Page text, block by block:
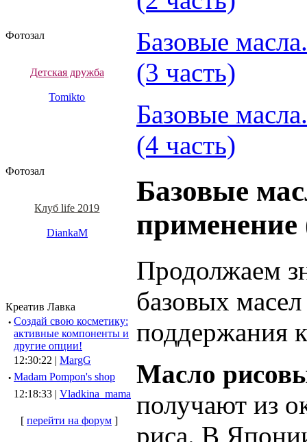
Фотозал
Детская дружба
Tomikto
Фотозал
Клуб life 2019
DiankaM
Креатив Лавка
· Создай свою косметику:
активные компоненты и
другие опции!
12:30:22 | MargG
· Madam Pompon's shop
12:18:33 | Vladkina_mama
[ перейти на форум ]
Базовые
(3 часть)
Базовые
(4 часть)
Базовые
применение
Продолжаем
базовых
поддержания
Масло
получают из
риса. В